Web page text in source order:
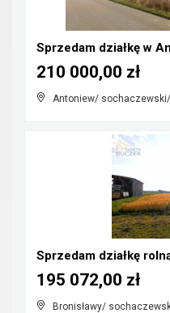
Sprzedam działkę w
Antoniew/
210 000,00 zł
Sprzedam działkę
Bronisławy/
195 072,00 zł